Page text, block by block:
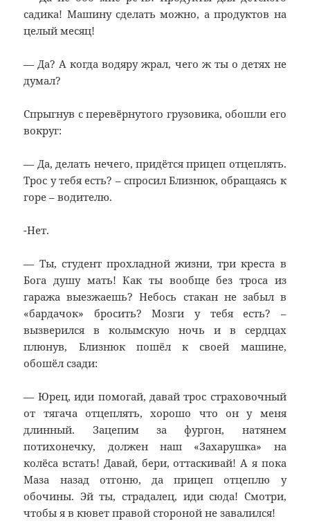
садика! Машину сделать можно, а продуктов на
целый месяц!
— Да? А когда водяру жрал, чего ж ты о детях не
думал?
Спрыгнув с перевёрнутого грузовика, обошли его
вокруг:
— Да, делать нечего, придётся прицеп отцеплять.
Трос у тебя есть? – спросил Близнюк, обращаясь к
горе – водителю.
-Нет.
— Ты, студент прохладной жизни, три креста в
Бога душу мать! Как ты вообще без троса из
гаража выезжаешь? Небось стакан не забыл в
«бардачок» бросить? Мозги у тебя есть? –
вызверился в колымскую ночь и в сердцах
плюнув, Близнюк пошёл к своей машине,
обошёл сзади:
— Юрец, иди помогай, давай трос страховочный
от тягача отцеплять, хорошо что он у меня
длинный. Зацепим за фургон, натянем
потихонечку, должен наш «Захарушка» на
колёса встать! Давай, бери, оттаскивай! А я пока
Маза назад отгоню, да прицеп отцеплю у
обочины. Эй ты, страдалец, иди сюда! Смотри,
чтобы я в кювет правой стороной не завалился!